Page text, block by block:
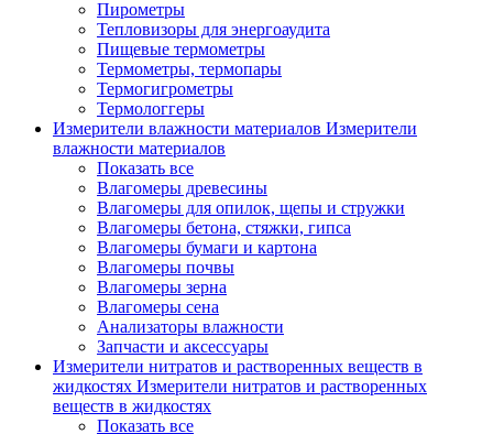
Пирометры
Тепловизоры для энергоаудита
Пищевые термометры
Термометры, термопары
Термогигрометры
Термологгеры
Измерители влажности материалов Измерители
влажности материалов
Показать все
Влагомеры древесины
Влагомеры для опилок, щепы и стружки
Влагомеры бетона, стяжки, гипса
Влагомеры бумаги и картона
Влагомеры почвы
Влагомеры зерна
Влагомеры сена
Анализаторы влажности
Запчасти и аксессуары
Измерители нитратов и растворенных веществ в
жидкостях Измерители нитратов и растворенных
веществ в жидкостях
Показать все